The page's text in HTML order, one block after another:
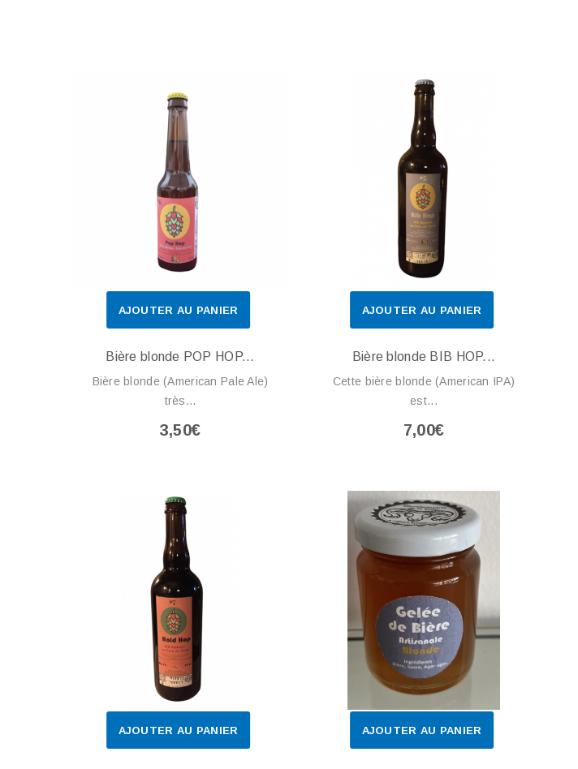
AJOUTER AU PANIER
Bière blonde POP HOP...
Bière blonde (American Pale Ale)
très...
3,50€
AJOUTER AU PANIER
Bière blonde BIB HOP...
Cette bière blonde (American IPA)
est...
7,00€
AJOUTER AU PANIER AJOUTER AU PANIER